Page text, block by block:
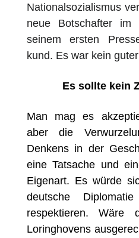
Nationalsozialismus
neue Botschafter im
seinem ersten
kund. Es war kein
Es sollte kein
Man mag es
aber die
Denkens in der
eine Tatsache und
Eigenart. Es würde
deutsche
respektieren. Wäre
Loringhovens